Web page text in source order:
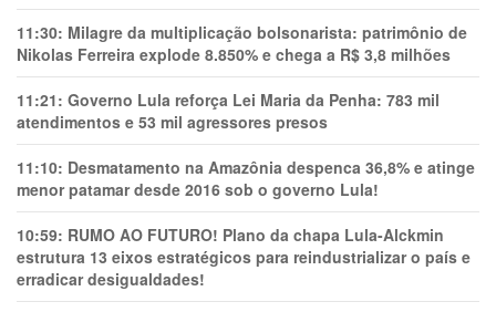
11:30: Milagre da multiplicação bolsonarista: patrimônio de
Nikolas Ferreira explode 8.850% e chega a R$ 3,8 milhões
11:21: Governo Lula reforça Lei Maria da Penha: 783 mil
atendimentos e 53 mil agressores presos
11:10: Desmatamento na Amazônia despenca 36,8% e atinge
menor patamar desde 2016 sob o governo Lula!
10:59: RUMO AO FUTURO! Plano da chapa Lula-Alckmin
estrutura 13 eixos estratégicos para reindustrializar o país e
erradicar desigualdades!